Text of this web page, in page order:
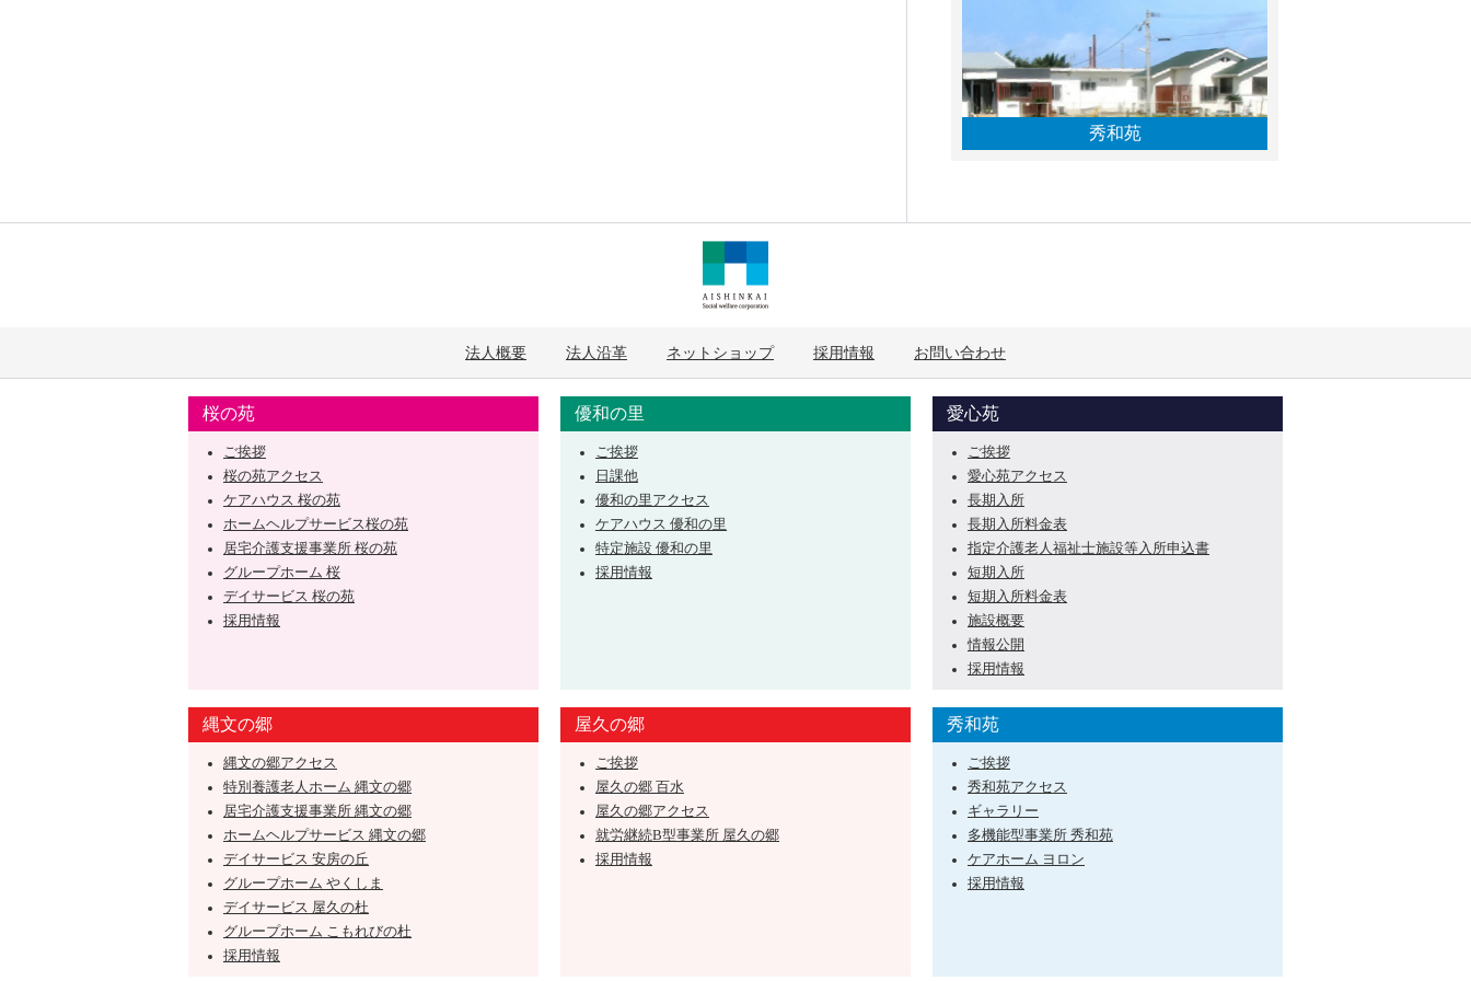
秀和苑
法人概要 法人沿革 ネットショップ 採用情報 お問い合わせ
桜の苑
ご挨拶
桜の苑アクセス
ケアハウス 桜の苑
ホームヘルプサービス桜の苑
居宅介護支援事業所 桜の苑
グループホーム 桜
デイサービス 桜の苑
採用情報
優和の里
ご挨拶
日課他
優和の里アクセス
ケアハウス 優和の里
特定施設 優和の里
採用情報
愛心苑
ご挨拶
愛心苑アクセス
長期入所
長期入所料金表
指定介護老人福祉士施設等入所申込書
短期入所
短期入所料金表
施設概要
情報公開
採用情報
縄文の郷
縄文の郷アクセス
特別養護老人ホーム 縄文の郷
居宅介護支援事業所 縄文の郷
ホームヘルプサービス 縄文の郷
デイサービス 安房の丘
グループホーム やくしま
デイサービス 屋久の杜
グループホーム こもれびの杜
採用情報
屋久の郷
ご挨拶
屋久の郷 百水
屋久の郷アクセス
就労継続B型事業所 屋久の郷
採用情報
秀和苑
ご挨拶
秀和苑アクセス
ギャラリー
多機能型事業所 秀和苑
ケアホーム ヨロン
採用情報